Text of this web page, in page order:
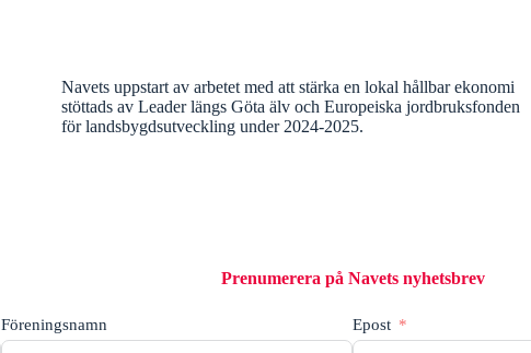
Navets uppstart av arbetet med att stärka en lokal hållbar ekonomi
stöttads av Leader längs Göta älv och Europeiska jordbruksfonden
för landsbygdsutveckling under 2024-2025.
Prenumerera på Navets nyhetsbrev
Föreningsnamn Epost